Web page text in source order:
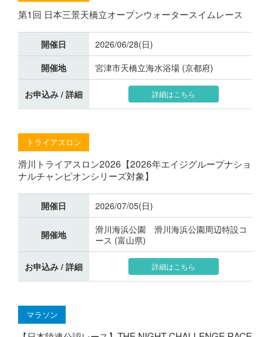
第1回 日本三景天橋立オープンウォータースイムレース
開催日
2026/06/28(日)
開催地
宮津市天橋立海水浴場 (京都府)
お申込み / 詳細 詳細はこちら
トライアスロン
滑川トライアスロン2026【2026年エイジグループナショ
ナルチャンピオンシリーズ対象】
開催日 2026/07/05(日)
開催地
滑川海浜公園 滑川海浜公園周辺特設コ
ース (富山県)
お申込み / 詳細 詳細はこちら
マラソン